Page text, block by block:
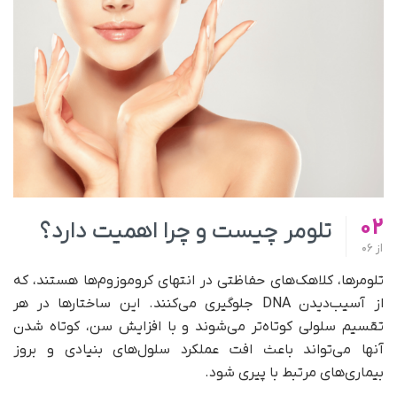
02
از
تلومر چیست و چرا اهمیت دارد؟
تلومرها، کلاهک‌های حفاظتی در انتهای کروموزوم‌ها هستند، که
از آسیب‌دیدن DNA جلوگیری می‌کنند. این ساختارها در هر
تقسیم سلولی کوتاه‌تر می‌شوند و با افزایش سن، کوتاه‌ شدن
آنها می‌تواند باعث افت عملکرد سلول‌های بنیادی و بروز
بیماری‌های مرتبط با پیری شود.